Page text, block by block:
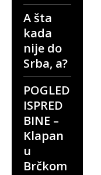
A šta
kada
nije do
Srba, a?
POGLED
ISPRED
BINE –
Klapan
u
Brčkom